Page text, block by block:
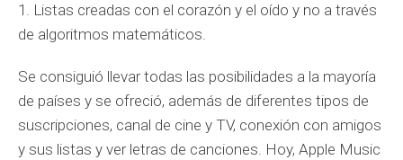
1. Listas creadas con el corazón y el oído y no a través
de algoritmos matemáticos.
Se consiguió llevar todas las posibilidades a la mayoría
de países y se ofreció, además de diferentes tipos de
suscripciones, canal de cine y TV, conexión con amigos
y sus listas y ver letras de canciones. Hoy, Apple Music